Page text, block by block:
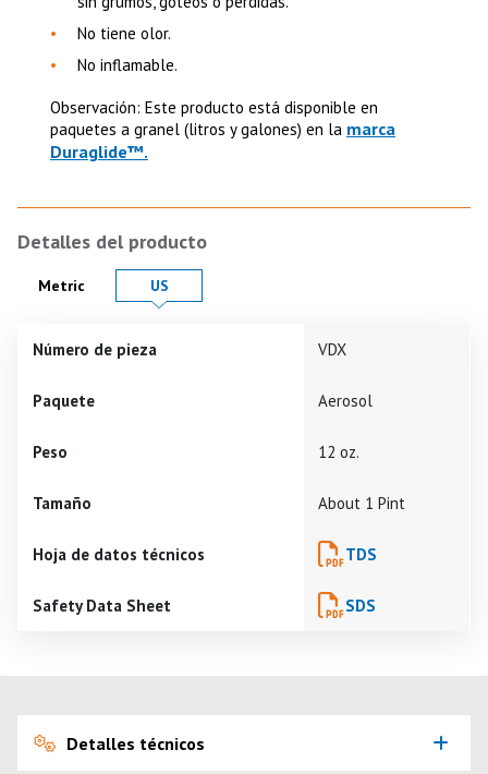
No tiene olor.
No inflamable.
Observación: Este producto está disponible en
paquetes a granel (litros y galones) en la marca
Duraglide™.
Detalles del producto
Product Details in
Metric Product Details in
US
Número de pieza VDX
Paquete Aerosol
Peso 12 oz.
Tamaño About 1 Pint
Hoja de datos técnicos TDS
Safety Data Sheet SDS
Detalles técnicos